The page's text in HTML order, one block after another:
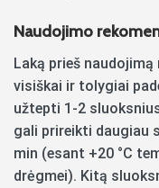
Naudojimo
Laką prieš
visiškai ir tolygiai
užtepti 1-2
gali prireikti daugiau
min (esant +20 °C
drėgmei). Kitą